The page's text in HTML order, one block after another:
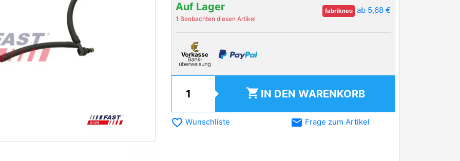
Auf Lager
1 Beobachten diesen Artikel
fabrikneu ab 5,68 €
shopping_cart IN DEN WARENKORB
favorite_border Wunschliste email Frage zum Artikel